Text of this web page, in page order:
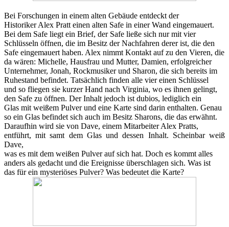
Bei Forschungen in einem alten Gebäude entdeckt der
Historiker Alex Pratt einen alten Safe in einer Wand eingemauert.
Bei dem Safe liegt ein Brief, der Safe ließe sich nur mit vier
Schlüsseln öffnen, die im Besitz der Nachfahren derer ist, die den
Safe eingemauert haben. Alex nimmt Kontakt auf zu den Vieren, die
da wären: Michelle, Hausfrau und Mutter, Damien, erfolgreicher
Unternehmer, Jonah, Rockmusiker und Sharon, die sich bereits im
Ruhestand befindet. Tatsächlich finden alle vier einen Schlüssel
und so fliegen sie kurzer Hand nach Virginia, wo es ihnen gelingt,
den Safe zu öffnen. Der Inhalt jedoch ist dubios, lediglich ein
Glas mit weißem Pulver und eine Karte sind darin enthalten. Genau
so ein Glas befindet sich auch im Besitz Sharons, die das erwähnt.
Daraufhin wird sie von Dave, einem Mitarbeiter Alex Pratts,
entführt, mit samt dem Glas und dessen Inhalt. Scheinbar weiß
Dave,
was es mit dem weißen Pulver auf sich hat. Doch es kommt alles
anders als gedacht und die Ereignisse überschlagen sich. Was ist
das für ein mysteriöses Pulver? Was bedeutet die Karte?